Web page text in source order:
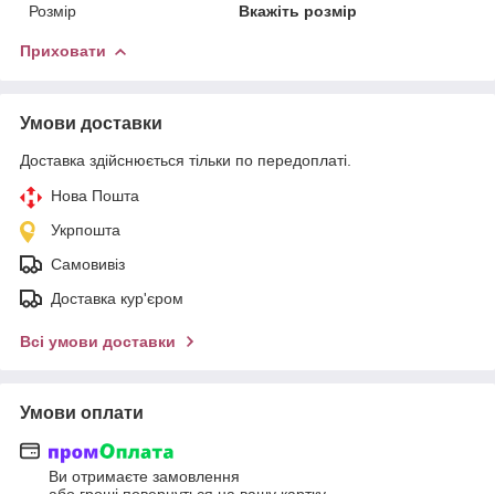
Розмір
Вкажіть розмір
Приховати
Умови доставки
Доставка здійснюється тільки по передоплаті.
Нова Пошта
Укрпошта
Самовивіз
Доставка кур'єром
Всі умови доставки
Умови оплати
Ви отримаєте замовлення